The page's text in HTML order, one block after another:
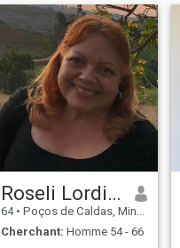
Roseli Lordi de Sena.
64 • Poços de Caldas, Minas Gerais, Brésil
Cherchant: Homme 54 - 66